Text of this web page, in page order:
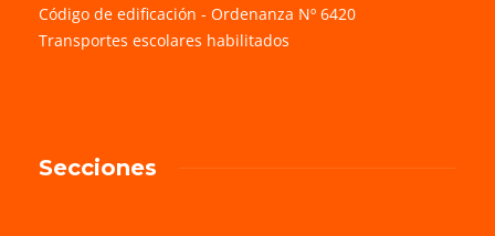
Código de edificación - Ordenanza Nº 6420
Transportes escolares habilitados
Secciones